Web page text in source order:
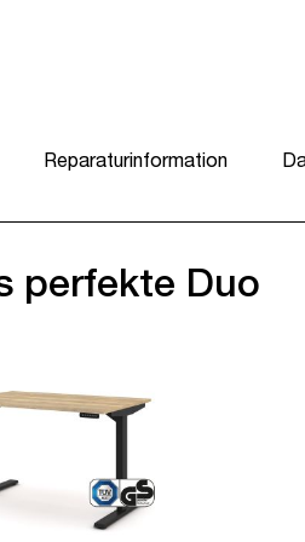
Reparaturinformation
perfekte Duo